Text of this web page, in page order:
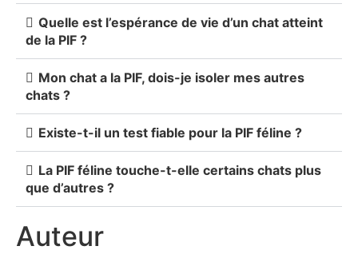
Quelle est l’espérance de vie d’un chat atteint
de la PIF ?
Mon chat a la PIF, dois-je isoler mes autres
chats ?
Existe-t-il un test fiable pour la PIF féline ?
La PIF féline touche-t-elle certains chats plus
que d’autres ?
Auteur